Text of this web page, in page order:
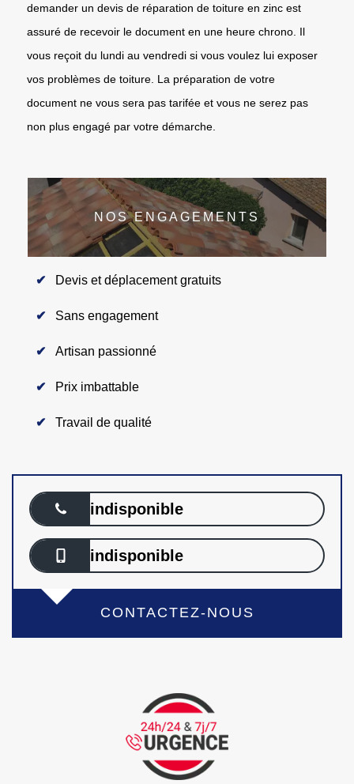
demander un devis de réparation de toiture en zinc est
assuré de recevoir le document en une heure chrono. Il
vous reçoit du lundi au vendredi si vous voulez lui exposer
vos problèmes de toiture. La préparation de votre
document ne vous sera pas tarifée et vous ne serez pas
non plus engagé par votre démarche.
NOS ENGAGEMENTS
Devis et déplacement gratuits
Sans engagement
Artisan passionné
Prix imbattable
Travail de qualité
indisponible
indisponible
CONTACTEZ-NOUS